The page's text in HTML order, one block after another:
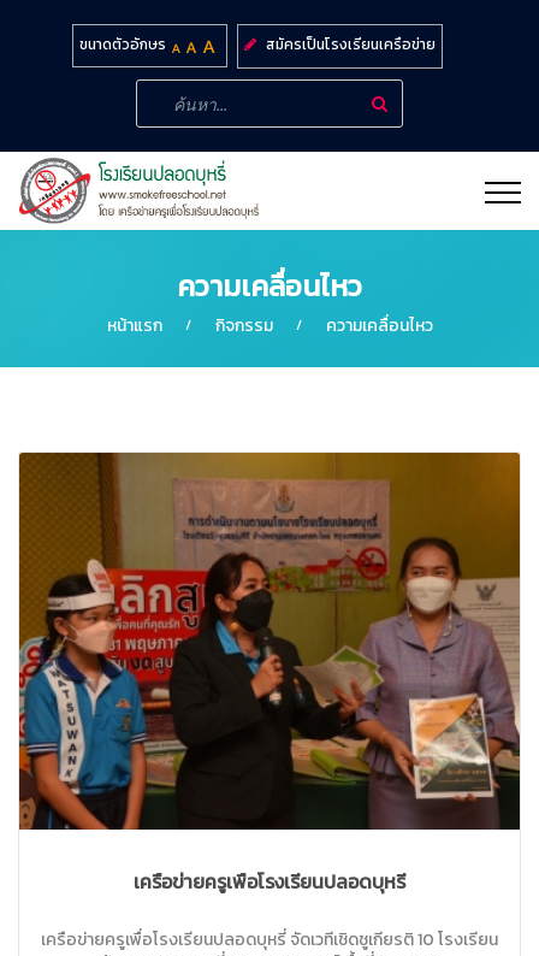
ขนาดตัวอักษร สมัครเป็นโรงเรียนเครือข่าย
ความเคลื่อนไหว
หน้าแรก กิจกรรม ความเคลื่อนไหว
เครือข่ายครูเพื่อโรงเรียนปลอดบุหรี่
เครือข่ายครูเพื่อโรงเรียนปลอดบุหรี่ จัดเวทีเชิดชูเกียรติ 10 โรงเรียน